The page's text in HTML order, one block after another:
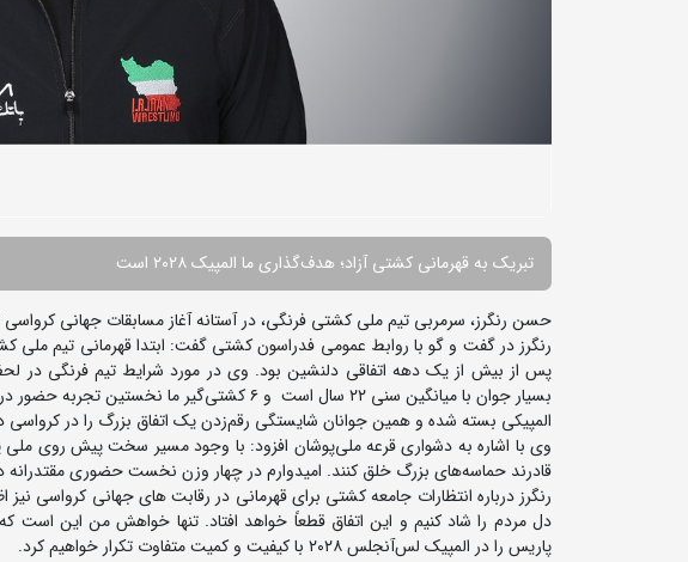
تبریک به قهرمانی کشتی آزاد؛ هدف‌گذاری ما المپیک ۲۰۲۸ است
حسن رنگرز، سرمربی تیم ملی کشتی فرنگی، در آستانه آغاز مسابقات جهانی
رنگرز در گفت و گو با روابط عمومی فدراسون کشتی گفت: ابتدا قهرمانی تیم ملی
پس از بیش از یک دهه اتفاقی دلنشین بود. وی در مورد شرایط تیم فرنگی در
بسیار جوان با میانگین سنی ۲۲ سال است و ۶
المپیکی بسته شده و همین جوانان شایستگی رقم‌زدن یک اتفاق بزرگ را در کرواسی
وی با اشاره به دشواری قرعه ملی‌پوشان افزود: با وجود مسیر سخت پیش روی ملی
قادرند حماسه‌های بزرگ خلق کنند. امیدوارم در چهار وزن نخست حضوری مقتدرانه
رنگرز درباره انتظارات جامعه کشتی برای قهرمانی در رقابت های جهانی کرواسی
دل مردم را شاد کنیم و این اتفاق قطعاً خواهد افتاد. تنها خواهش من این است
پاریس را در المپیک لس‌آنجلس ۲۰۲۸ با کیفیت و کمیت متفاوت تکرار خواهیم کرد.